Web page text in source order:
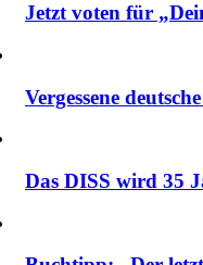
Jetzt voten für
Vergessene
Das DISS wird 35